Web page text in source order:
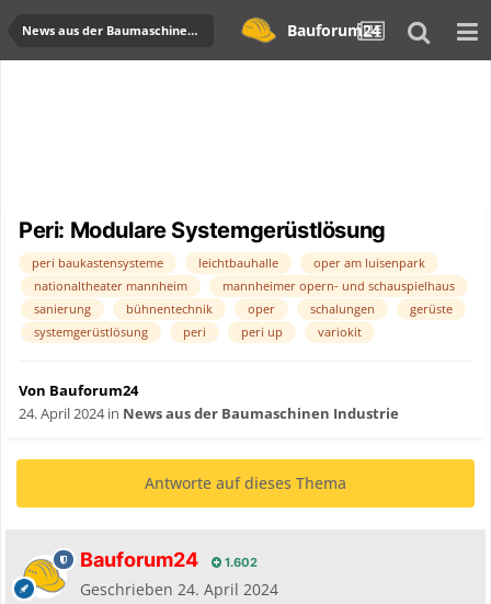
News aus der Baumaschinen Industrie Bauforum24
Peri: Modulare Systemgerüstlösung
peri baukastensysteme leichtbauhalle
oper am luisenpark
nationaltheater mannheim
mannheimer opern- und schauspielhaus
sanierung
bühnentechnik oper schalungen
gerüste
systemgerüstlösung
peri peri up variokit
Von Bauforum24
24. April 2024in News aus der Baumaschinen Industrie
Antworte auf dieses Thema
Bauforum24 1.602
Geschrieben 24. April 2024